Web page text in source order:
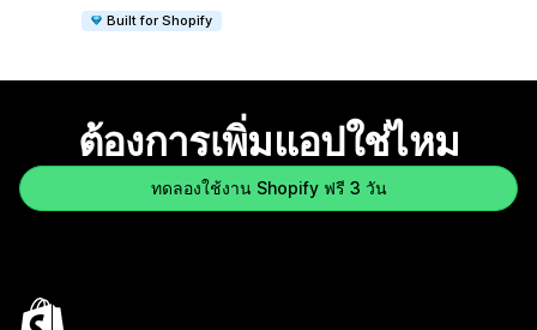
Built for Shopify
ต้องการเพิ่มแอปใช่ไหม
ทดลองใช้งาน Shopify ฟรี 3 วัน